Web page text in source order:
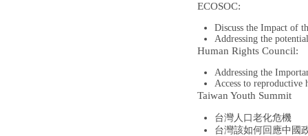
ECOSOC:
Discuss the Impact of
Addressing the
Human Rights Council:
Addressing the
Access to reproductive
Taiwan Youth Summit
台灣人口老化危機
台灣該如何回應中國